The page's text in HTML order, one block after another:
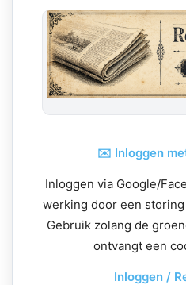
✉️ Inloggen
Inloggen via Google/
werking door een
Gebruik zolang de
ontvangt een
Inloggen /